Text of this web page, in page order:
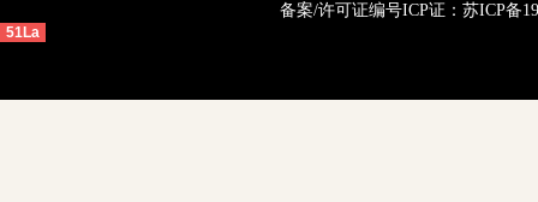
备案/许可证编号ICP证： 苏ICP备
51La